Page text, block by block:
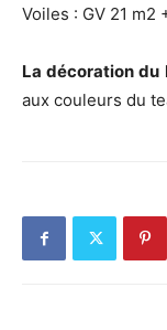
Voiles : GV 21 m2
La décoration du
aux couleurs du